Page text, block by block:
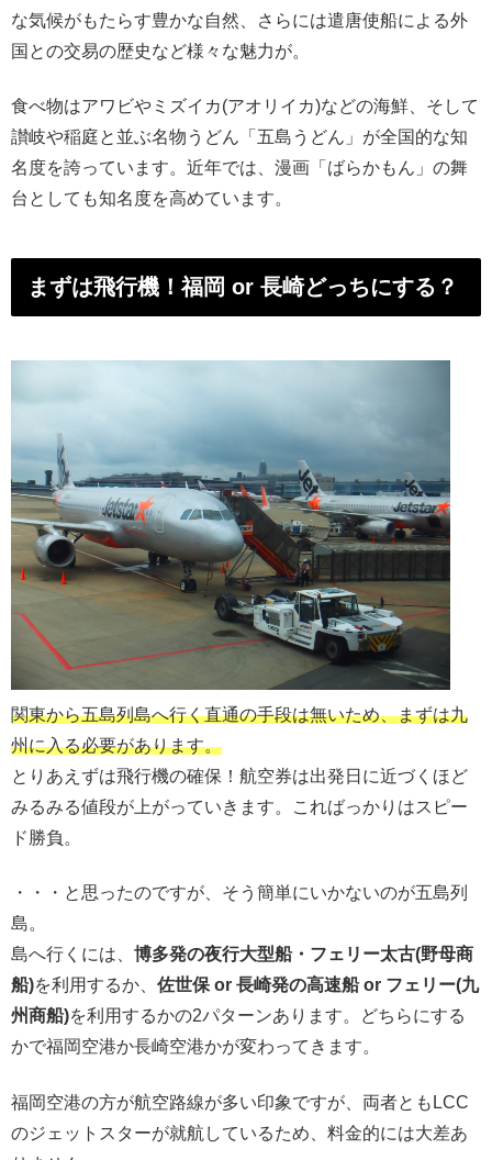
な気候がもたらす豊かな自然、さらには遣唐使船による外
国との交易の歴史など様々な魅力が。
食べ物はアワビやミズイカ(アオリイカ)などの海鮮、そして
讃岐や稲庭と並ぶ名物うどん「五島うどん」が全国的な知
名度を誇っています。近年では、漫画「ばらかもん」の舞
台としても知名度を高めています。
まずは飛行機！福岡 or 長崎どっちにする？
関東から五島列島へ行く直通の手段は無いため、まずは九
州に入る必要があります。
とりあえずは飛行機の確保！航空券は出発日に近づくほど
みるみる値段が上がっていきます。こればっかりはスピー
ド勝負。
・・・と思ったのですが、そう簡単にいかないのが五島列
島。
島へ行くには、 博多発の夜行大型船・フェリー太古(野母商
船)を利用するか、 佐世保 or 長崎発の高速船 or フェリー(九
州商船)を利用するかの2パターンあります。どちらにする
かで福岡空港か長崎空港かが変わってきます。
福岡空港の方が航空路線が多い印象ですが、両者ともLCC
のジェットスターが就航しているため、料金的には大差あ